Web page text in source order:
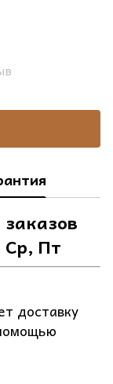
Пт
доставку